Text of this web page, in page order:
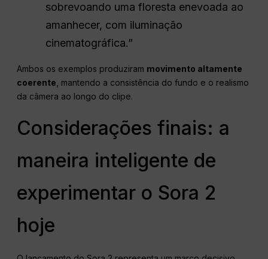
sobrevoando uma floresta enevoada ao
amanhecer, com iluminação
cinematográfica.”
Ambos os exemplos produziram movimento altamente
coerente , mantendo a consistência do fundo e o realismo
da câmera ao longo do clipe.
Considerações finais: a
maneira inteligente de
experimentar o Sora 2
hoje